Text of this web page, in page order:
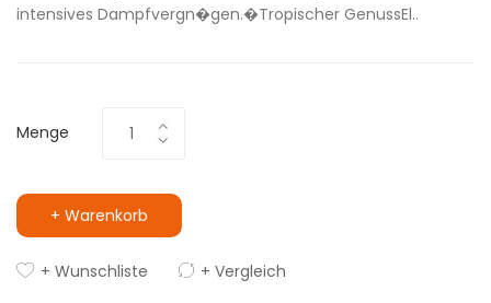
intensives Dampfvergn�gen.�Tropischer GenussEl..
Menge
+ Warenkorb
+ Wunschliste + Vergleich